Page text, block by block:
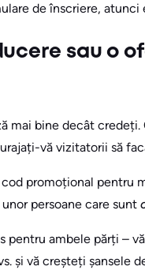
de înscriere,
sau o
mai bine decât credeți.
vă vizitatorii să
promoțional pentru
persoane care sunt
pentru ambele părți –
și vă creșteți șansele